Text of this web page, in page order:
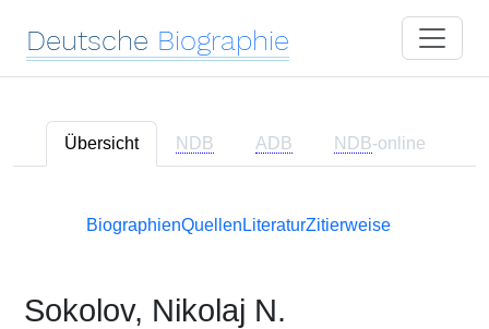
Deutsche Biographie
Übersicht NDB ADB NDB-online
BiographienQuellen LiteraturZitierweise
Sokolov, Nikolaj N.